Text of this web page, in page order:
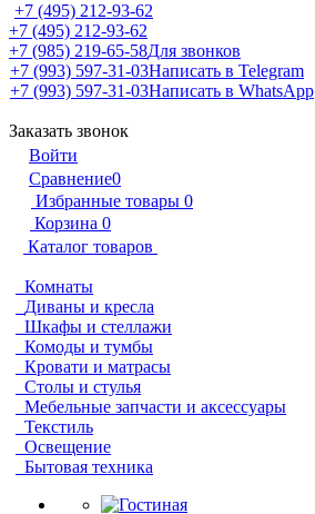
+7 (495) 212-93-62
+7 (495) 212-93-62
+7 (985) 219-65-58Для звонков
+7 (993) 597-31-03Написать в Telegram
+7 (993) 597-31-03Написать в WhatsApp
Заказать звонок
Войти
Сравнение0
Избранные товары 0
Корзина 0
Каталог товаров
Комнаты
Диваны и кресла
Шкафы и стеллажи
Комоды и тумбы
Кровати и матрасы
Столы и стулья
Мебельные запчасти и аксессуары
Текстиль
Освещение
Бытовая техника